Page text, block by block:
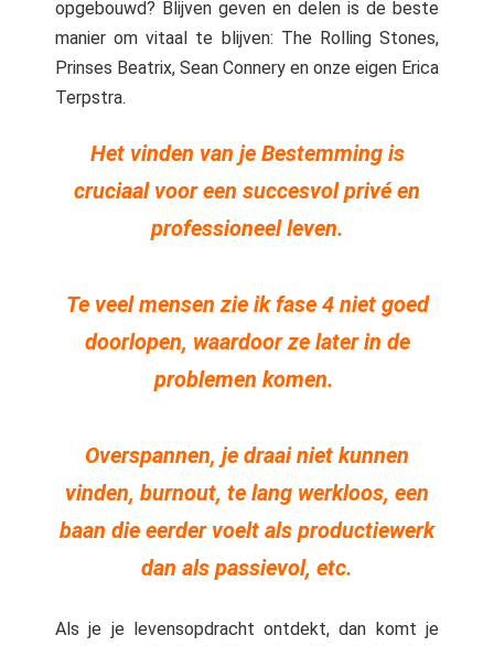
opgebouwd? Blijven geven en delen is de beste
manier om vitaal te blijven: The Rolling Stones,
Prinses Beatrix, Sean Connery en onze eigen Erica
Terpstra.
Het vinden van je Bestemming is
cruciaal voor een succesvol privé en
professioneel leven.
Te veel mensen zie ik fase 4 niet goed
doorlopen, waardoor ze later in de
problemen komen.
Overspannen, je draai niet kunnen
vinden, burnout, te lang werkloos, een
baan die eerder voelt als productiewerk
dan als passievol, etc.
Als je je levensopdracht ontdekt, dan komt je